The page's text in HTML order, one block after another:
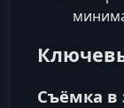
Съёмка в